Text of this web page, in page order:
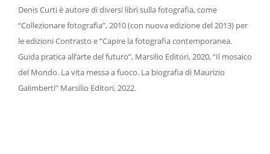
Denis Curti è autore di diversi libri sulla fotografia, come
“Collezionare fotografia”, 2010 (con nuova edizione del 2013) per
le edizioni Contrasto e “Capire la fotografia contemporanea.
Guida pratica all’arte del futuro”, Marsilio Editori, 2020, “Il mosaico
del Mondo. La vita messa a fuoco. La biografia di Maurizio
Galimberti” Marsilio Editori, 2022.